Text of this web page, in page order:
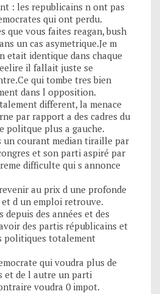
: les republicains n ont pas
qui ont perdu.
que vous faites reagan, bush
un cas asymetrique.Je m
etait identique dans chaque
il fallait juste se
qui tombe tres bien
dans l opposition.
different, la menace
par rapport a des cadres du
politque plus a gauche.
un courant median tiraille par
et son parti aspiré par
difficulte qui s annonce
au prix d une profonde
d un emploi retrouve.
des années et des
des partis républicains et
politiques totalement
qui voudra plus de
et de l autre un parti
voudra 0 impot.